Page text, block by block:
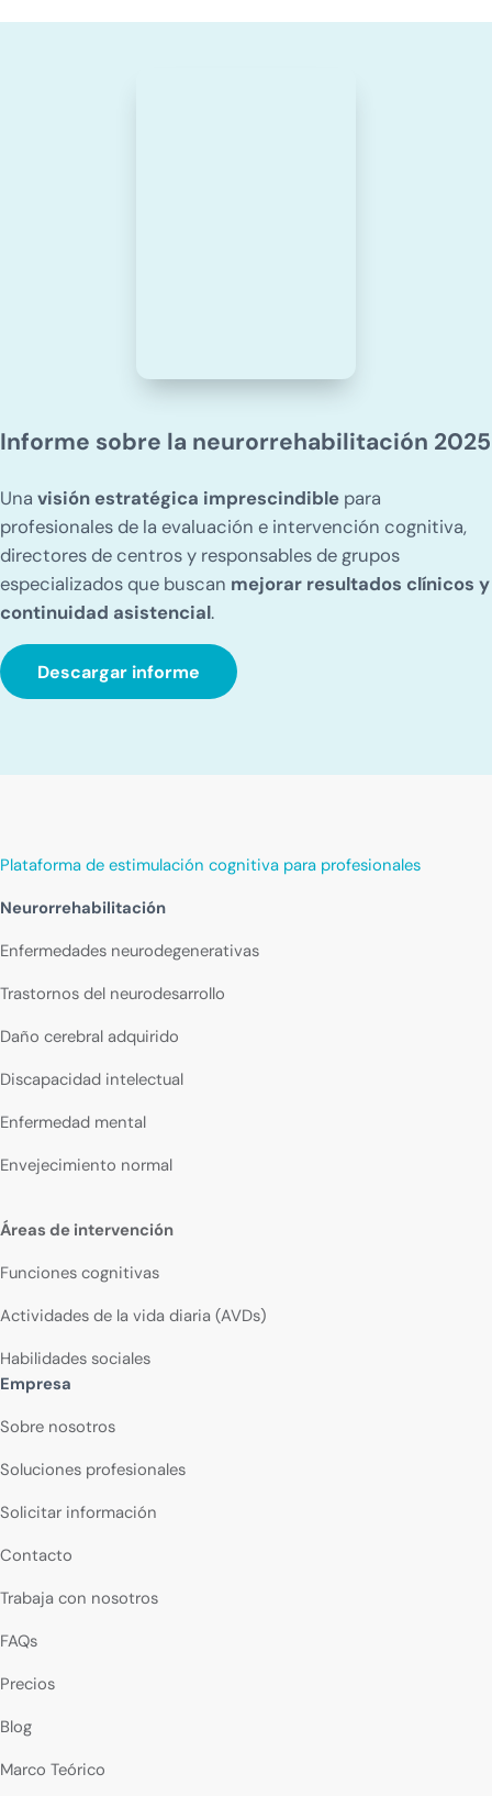
Informe sobre la neurorrehabilitación 2025
Unavisión estratégica imprescindible para
profesionales de la evaluación e intervención cognitiva,
directores de centros y responsables de grupos
especializados que buscan mejorar resultados clínicos y
continuidad asistencial.
Descargar informe
Plataforma de estimulación cognitiva para profesionales
Neurorrehabilitación
Enfermedades neurodegenerativas
Trastornos del neurodesarrollo
Daño cerebral adquirido
Discapacidad intelectual
Enfermedad mental
Envejecimiento normal
Áreas de intervención
Funciones cognitivas
Actividades de la vida diaria (AVDs)
Habilidades sociales
Empresa
Sobre nosotros
Soluciones profesionales
Solicitar información
Contacto
Trabaja con nosotros
FAQs
Precios
Blog
Marco Teórico